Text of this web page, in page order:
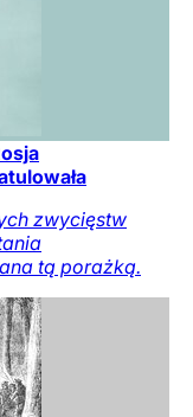
zwycięstw
tą porażką.